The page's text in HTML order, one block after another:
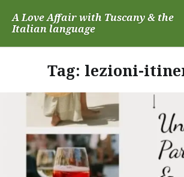
A Love Affair with Tuscany & the
Italian language
Tag: lezioni-